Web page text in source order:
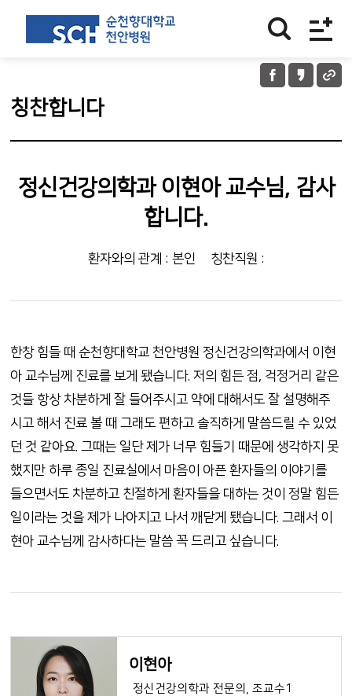
칭찬합니다
정신건강의학과 이현아 교수님, 감사
합니다.
환자와의 관계 : 본인 칭찬직원 :
한창 힘들 때 순천향대학교 천안병원 정신건강의학과에서 이현
아 교수님께 진료를 보게 됐습니다. 저의 힘든 점, 걱정거리 같은
것들 항상 차분하게 잘 들어주시고 약에 대해서도 잘 설명해주
시고 해서 진료 볼 때 그래도 편하고 솔직하게 말씀드릴 수 있었
던 것 같아요. 그때는 일단 제가 너무 힘들기 때문에 생각하지 못
했지만 하루 종일 진료실에서 마음이 아픈 환자들의 이야기를
들으면서도 차분하고 친절하게 환자들을 대하는 것이 정말 힘든
일이라는 것을 제가 나아지고 나서 깨닫게 됐습니다. 그래서 이
현아 교수님께 감사하다는 말씀 꼭 드리고 싶습니다.
이현아
정신건강의학과 전문의, 조교수1